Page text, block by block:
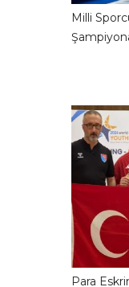
Milli
Para